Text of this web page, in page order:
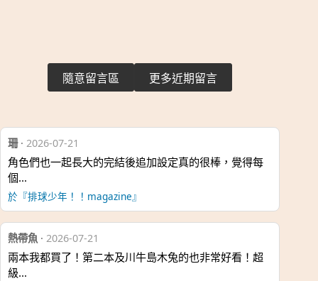
隨意留言區 更多近期留言
珊· 2026-07-21
角色們也一起長大的完結後追加設定真的很棒，覺得每
個…
於『排球少年！！magazine』
熱帶魚 · 2026-07-21
兩本我都買了！第二本及川牛島木兔的也非常好看！超
級…